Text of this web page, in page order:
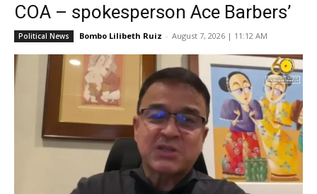
COA – spokesperson Ace Barbers’
Political News Bombo Lilibeth Ruiz - August 7, 2026 | 11:12 AM